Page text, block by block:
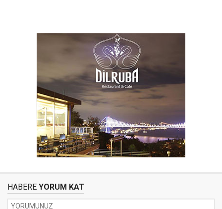
HABERE YORUM KAT